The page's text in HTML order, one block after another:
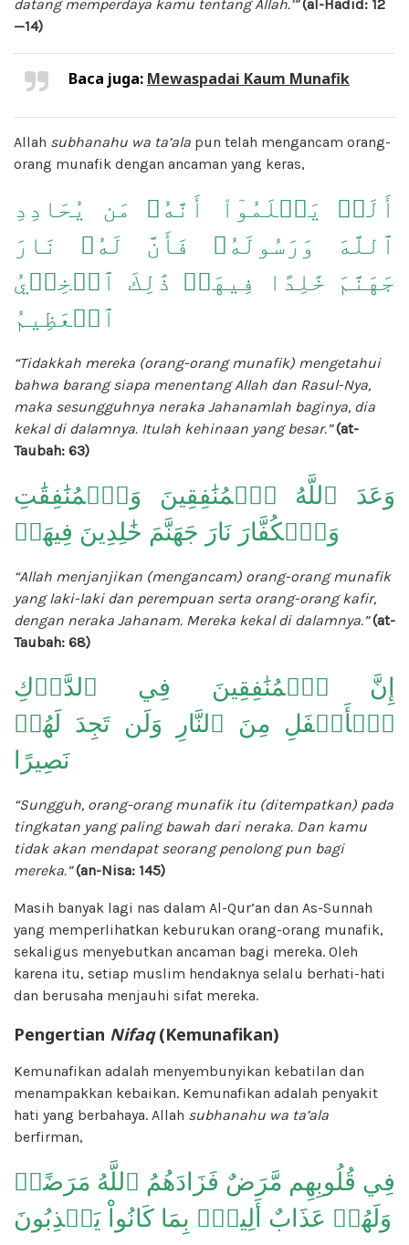
datang memperdaya kamu tentang Allah.’” (al-Hadid: 12
—14)
Baca juga: Mewaspadai Kaum Munafik
Allah subhanahu wa ta’ala pun telah mengancam orang-
orang munafik dengan ancaman yang keras,
أَلَمۡ يَعۡلَمُوٓاْ أَنَّهُۥ مَن يُحَادِدِ
ٱللَّهَ وَرَسُولَهُۥ فَأَنَّ لَهُۥ نَارَ
جَهَنَّمَ خَٰلِدًا فِيهَاۚ ذَٰلِكَ ٱلۡخِزۡيُ
ٱلۡعَظِيمُ
“Tidakkah mereka (orang-orang munafik) mengetahui
bahwa barang siapa menentang Allah dan Rasul-Nya,
maka sesungguhnya neraka Jahanamlah baginya, dia
kekal di dalamnya. Itulah kehinaan yang besar.” (at-
Taubah: 63)
وَعَدَ ٱللَّهُ ٱلۡمُنَٰفِقِينَ وَٱلۡمُنَٰفِقَٰتِ
وَٱلۡكُفَّارَ نَارَ جَهَنَّمَ خَٰلِدِينَ فِيهَاۚ
“Allah menjanjikan (mengancam) orang-orang munafik
yang laki-laki dan perempuan serta orang-orang kafir,
dengan neraka Jahanam. Mereka kekal di dalamnya.” (at-
Taubah: 68)
إِنَّ ٱلۡمُنَٰفِقِينَ فِي ٱلدَّرۡكِ
ٱلۡأَسۡفَلِ مِنَ ٱلنَّارِ وَلَن تَجِدَ لَهُمۡ
نَصِيرًا
“Sungguh, orang-orang munafik itu (ditempatkan) pada
tingkatan yang paling bawah dari neraka. Dan kamu
tidak akan mendapat seorang penolong pun bagi
mereka.” (an-Nisa: 145)
Masih banyak lagi nas dalam Al-Qur’an dan As-Sunnah
yang memperlihatkan keburukan orang-orang munafik,
sekaligus menyebutkan ancaman bagi mereka. Oleh
karena itu, setiap muslim hendaknya selalu berhati-hati
dan berusaha menjauhi sifat mereka.
Pengertian Nifaq(Kemunafikan)
Kemunafikan adalah menyembunyikan kebatilan dan
menampakkan kebaikan. Kemunafikan adalah penyakit
hati yang berbahaya. Allah subhanahu wa ta’ala
berfirman,
فِي قُلُوبِهِم مَّرَضٌ فَزَادَهُمُ ٱللَّهُ مَرَضًاۖ
وَلَهُمۡ عَذَابٌ أَلِيمُۢ بِمَا كَانُواْ يَكۡذِبُونَ